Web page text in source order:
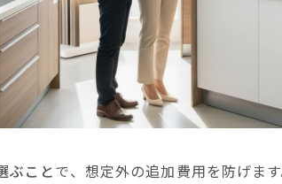
ぶことで、想定外の追加費用を防げま